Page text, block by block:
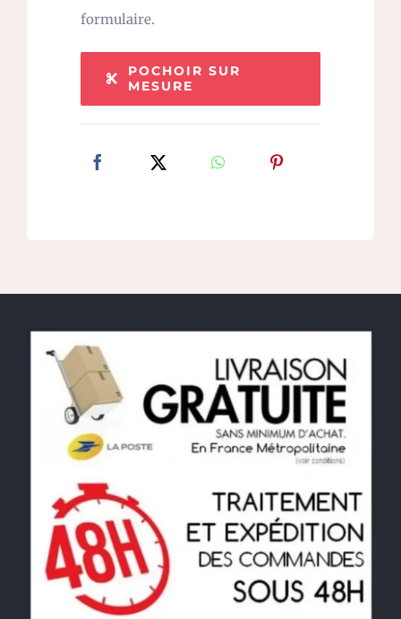
formulaire.
POCHOIR SUR
MESURE